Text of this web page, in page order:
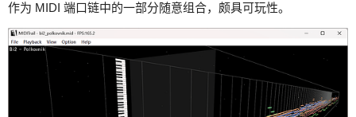
作为 MIDI 端口链中的一部分随意组合，颇具可玩性。